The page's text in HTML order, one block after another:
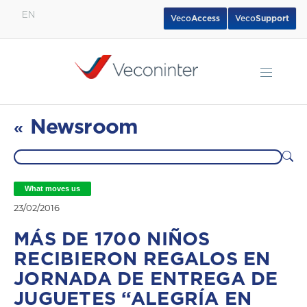
EN VecoSupport
VecoAccess
« Newsroom
What moves us
23/02/2016
MÁS DE 1700 NIÑOS
RECIBIERON REGALOS EN
JORNADA DE ENTREGA DE
JUGUETES “ALEGRÍA EN